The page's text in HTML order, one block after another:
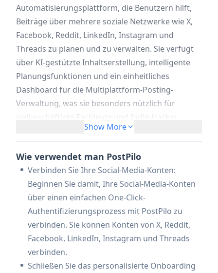
Automatisierungsplattform, die Benutzern hilft,
Beiträge über mehrere soziale Netzwerke wie X,
Facebook, Reddit, LinkedIn, Instagram und
Threads zu planen und zu verwalten. Sie verfügt
über KI-gestützte Inhaltserstellung, intelligente
Planungsfunktionen und ein einheitliches
Dashboard für die Multiplattform-Posting-
Verwaltung, was sie besonders nützlich für
vielbeschäftigte Fachleute und Indie-Hacker
macht, die eine aktive Social-Media-Präsenz
aufrechterhalten müssen, während sie andere
Verantwortlichkeiten wahrnehmen.
KI-gestützte Inhaltserstellung:Generieren
und verfeinern Sie Social-Media-Beiträge
mithilfe von KI-Technologie, um das
Engagement zu maximieren und eine
konsistente Inhaltsqualität sicherzustellen
Intelligentes Planungssystem:Planen Sie
Beiträge im Voraus mit optimalen Timing-
Vorschlägen und automatisierter
Show More
Wie verwendet man PostPilo
Verbinden Sie Ihre Social-Media-Konten:
Beginnen Sie damit, Ihre Social-Media-Konten
über einen einfachen One-Click-
Authentifizierungsprozess mit PostPilo zu
verbinden. Sie können Konten von X, Reddit,
Facebook, LinkedIn, Instagram und Threads
verbinden.
Schließen Sie das personalisierte Onboarding